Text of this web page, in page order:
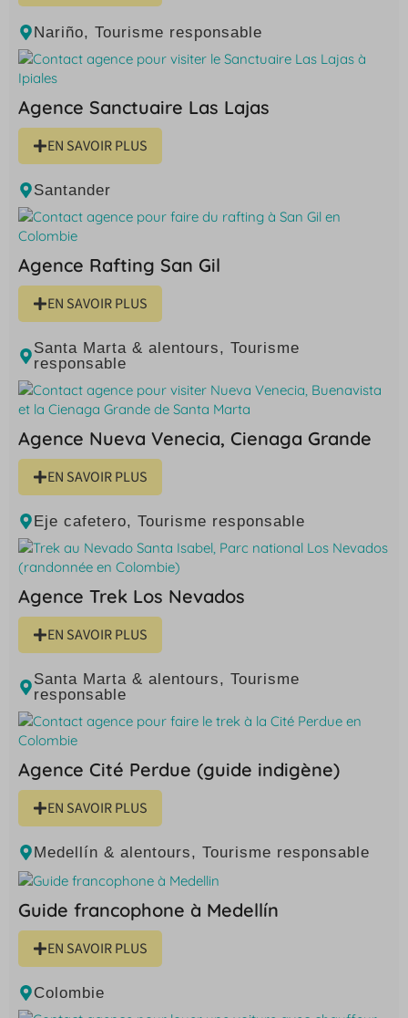
Nariño, Tourisme responsable
Agence Sanctuaire Las Lajas
EN SAVOIR PLUS
Santander
Agence Rafting San Gil
EN SAVOIR PLUS
Santa Marta & alentours, Tourisme
responsable
Agence Nueva Venecia, Cienaga Grande
EN SAVOIR PLUS
Eje cafetero, Tourisme responsable
Agence Trek Los Nevados
EN SAVOIR PLUS
Santa Marta & alentours, Tourisme
responsable
Agence Cité Perdue (guide indigène)
EN SAVOIR PLUS
Medellín & alentours, Tourisme responsable
Guide francophone à Medellín
EN SAVOIR PLUS
Colombie